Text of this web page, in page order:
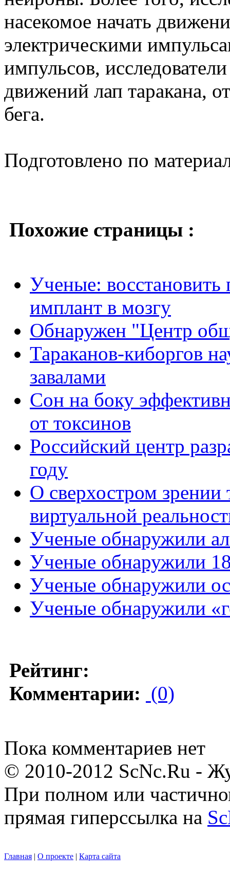
насекомое начать
электрическими
импульсов,
движений лап таракана,
бега.
Подготовлено по
Похожие страницы :
Ученые:
имплант в мозгу
Обнаружен "Центр
Тараканов-киборгов
завалами
Сон на боку
от токсинов
Российский центр
году
О сверхостром
виртуальной
Ученые обнаружили
Ученые обнаружили
Ученые обнаружили
Ученые обнаружили
Рейтинг:
Комментарии: (0)
Пока комментариев нет
© 2010-2012 ScNc.Ru -
При полном или
прямая гиперссылка на
Главная | О проекте | Карта сайта